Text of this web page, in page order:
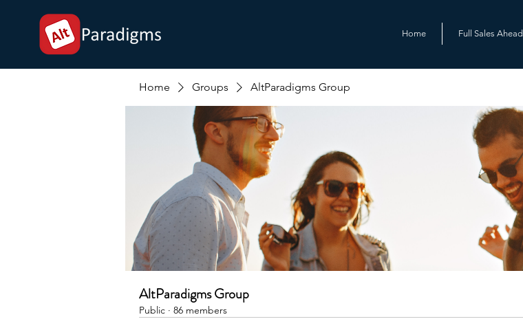
Home Full Sales Ahead
Home Groups AltParadigms Group
AltParadigms Group
Public · 86 members